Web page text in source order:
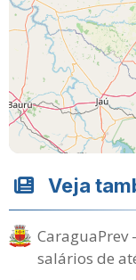
Veja
CaraguaPrev
salários de